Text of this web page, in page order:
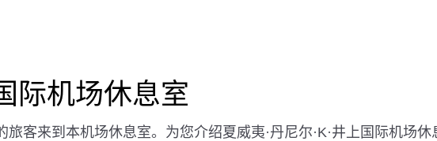
际机场休息室
客来到本机场休息室。为您介绍夏威夷·丹尼尔·K·井上国际机场